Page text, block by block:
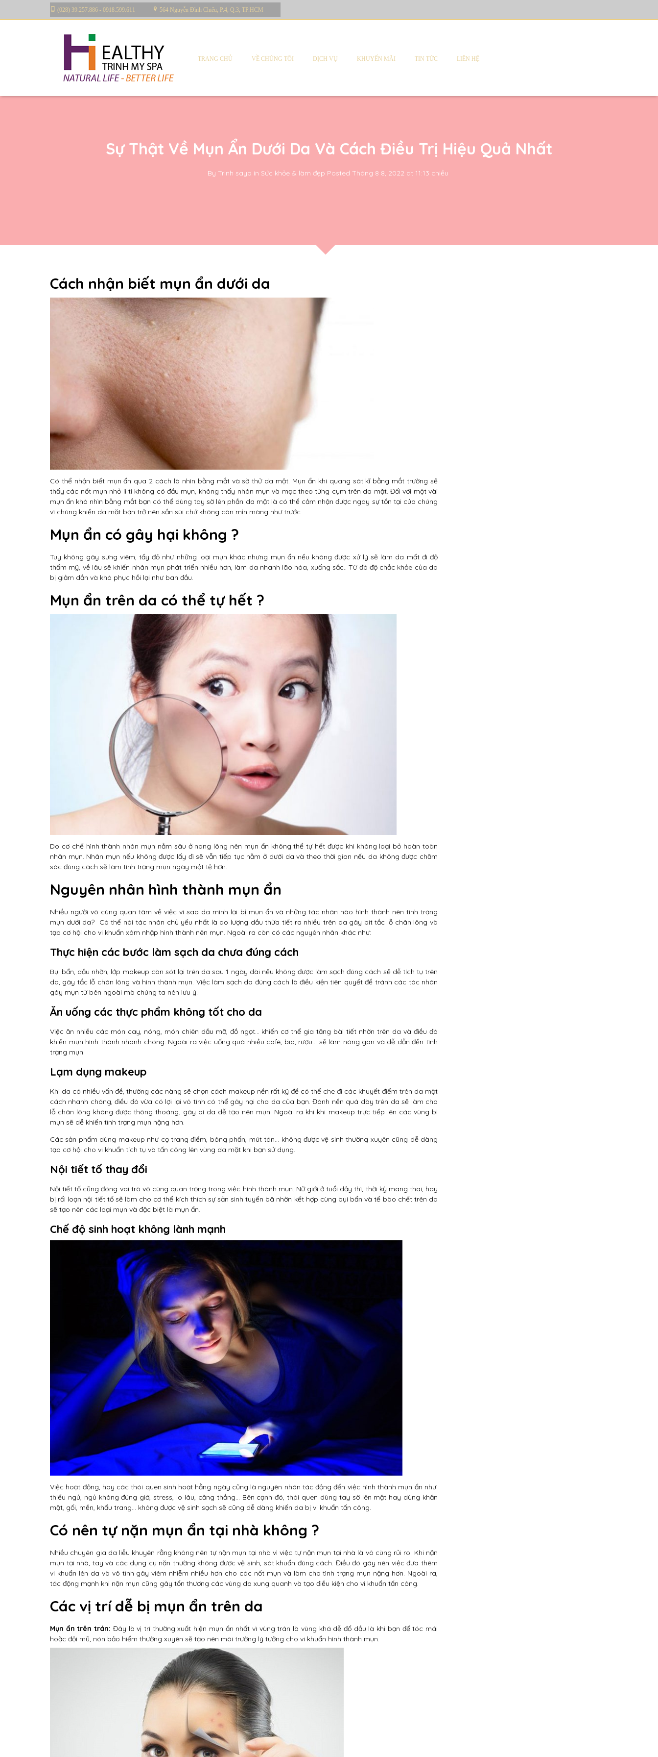
(028) 39.257.886 - 0918.599.611 564 Nguyễn Đình Chiểu, P.4, Q.3, TP.HCM
TRANG CHỦ VỀ CHÚNG TÔI DỊCH VỤ KHUYẾN MÃI TIN TỨC LIÊN HỆ
Sự Thật Về Mụn Ẩn Dưới Da Và Cách Điều Trị Hiệu Quả Nhất
By Trinh saya in Sức khỏe & làm đẹp Posted Tháng 8 8, 2022 at 11:13 chiều
Cách nhận biết mụn ẩn dưới da
Có thể nhận biết mụn ẩn qua 2 cách là nhìn bằng mắt và sờ thử da mặt. Mụn ẩn khi quang sát kĩ bằng mắt trường sẽ
thấy các nốt mụn nhỏ li ti không có đầu mụn, không thấy nhân mụn và mọc theo từng cụm trên da mặt. Đối với một vài
mụn ẩn khó nhìn bằng mắt bạn có thể dùng tay sờ lên phần da mặt là có thể cảm nhận được ngay sự tồn tại của chúng
vì chúng khiến da mặt bạn trở nên sần sùi chứ không còn mịn màng như trước.
Mụn ẩn có gây hại không ?
Tuy không gây sưng viêm, tấy đỏ như những loại mụn khác nhưng mụn ẩn nếu không được xử lý sẽ làm da mất đi độ
thẩm mỹ, về lâu sẽ khiến nhân mụn phát triển nhiều hơn, làm da nhanh lão hóa, xuống sắc.. Từ đó độ chắc khỏe của da
bị giảm dần và khó phục hồi lại như ban đầu.
Mụn ẩn trên da có thể tự hết ?
Do cơ chế hình thành nhân mụn nằm sâu ở nang lông nên mụn ẩn không thể tự hết được khi không loại bỏ hoàn toàn
nhân mụn. Nhân mụn nếu không được lấy đi sẽ vẫn tiếp tục nằm ở dưới da và theo thời gian nếu da không được chăm
sóc đúng cách sẽ làm tình trạng mụn ngày một tệ hơn.
Nguyên nhân hình thành mụn ẩn
Nhiều người vô cùng quan tâm về việc vì sao da mình lại bị mụn ẩn và những tác nhân nào hình thành nên tình trạng
mụn dưới da? Có thể nói tác nhân chủ yếu nhất là do lượng dầu thừa tiết ra nhiều trên da gây bít tắc lỗ chân lông và
tạo cơ hội cho vi khuẩn xâm nhập hình thành nên mụn. Ngoài ra còn có các nguyên nhân khác như:
Thực hiện các bước làm sạch da chưa đúng cách
Bụi bẩn, dầu nhờn, lớp makeup còn sót lại trên da sau 1 ngày dài nếu không được làm sạch đúng cách sẽ dễ tích tụ trên
da, gây tắc lỗ chân lông và hình thành mụn. Việc làm sạch da đúng cách là điều kiện tiên quyết để tránh các tác nhân
gây mụn từ bên ngoài mà chúng ta nên lưu ý.
Ăn uống các thực phẩm không tốt cho da
Việc ăn nhiều các món cay, nóng, món chiên dầu mỡ, đồ ngọt… khiến cơ thể gia tăng bài tiết nhờn trên da và điều đó
khiến mụn hình thành nhanh chóng. Ngoài ra việc uống quá nhiều café, bia, rượu… sẽ làm nóng gan và dễ dẫn đến tình
trạng mụn.
Lạm dụng makeup
Khi da có nhiều vấn đề, thường các nàng sẽ chọn cách makeup nền rất kỹ để có thể che đi các khuyết điểm trên da một
cách nhanh chóng, điều đó vừa có lợi lại vô tình có thể gây hại cho da của bạn. Đánh nền quá dày trên da sẽ làm cho
lỗ chân lông không được thông thoáng, gây bí da dễ tạo nên mụn. Ngoài ra khi khi makeup trực tiếp lên các vùng bị
mụn sẽ dễ khiến tình trạng mụn nặng hơn.
Các sản phẩm dùng makeup như cọ trang điểm, bông phấn, mút tán… không được vệ sinh thường xuyên cũng dễ dàng
tạo cơ hội cho vi khuẩn tích tụ và tấn công lên vùng da mặt khi bạn sử dụng.
Nội tiết tố thay đổi
Nội tiết tố cũng đóng vai trò vô cùng quan trọng trong việc hình thành mụn. Nữ giới ở tuổi dậy thì, thời kỳ mang thai, hay
bị rối loạn nội tiết tố sẽ làm cho cơ thể kích thích sự sản sinh tuyến bã nhờn kết hợp cùng bụi bẩn và tế bào chết trên da
sẽ tạo nên các loại mụn và đặc biệt là mụn ẩn.
Chế độ sinh hoạt không lành mạnh
Việc hoạt động, hay các thói quen sinh hoạt hằng ngày cũng là nguyên nhân tác động đến việc hình thành mụn ẩn như:
thiếu ngủ, ngủ không đúng giờ, stress, lo lâu, căng thẳng… Bên cạnh đó, thói quen dùng tay sờ lên mặt hay dùng khăn
mặt, gối, mền, khẩu trang… không được vệ sinh sạch sẽ cũng dễ dàng khiến da bị vi khuẩn tấn công.
Có nên tự nặn mụn ẩn tại nhà không ?
Nhiều chuyên gia da liễu khuyên rằng không nên tự nặn mụn tại nhà vì việc tự nặn mụn tại nhà là vô cùng rủi ro. Khi nặn
mụn tại nhà, tay và các dụng cụ nặn thường không được vệ sinh, sát khuẩn đúng cách. Điều đó gây nên việc đưa thêm
vi khuẩn lên da và vô tình gây viêm nhiễm nhiều hơn cho các nốt mụn và làm cho tình trạng mụn nặng hơn. Ngoài ra,
tác động mạnh khi nặn mụn cũng gây tổn thương các vùng da xung quanh và tạo điều kiện cho vi khuẩn tấn công.
Các vị trí dễ bị mụn ẩn trên da
Mụn ẩn trên trán: Đây là vị trí thường xuất hiện mụn ẩn nhất vì vùng trán là vùng khá dễ đổ dầu là khi bạn để tóc mái
hoặc đội mũ, nón bảo hiểm thường xuyên sẽ tạo nên môi trường lý tưởng cho vi khuẩn hình thành mụn.